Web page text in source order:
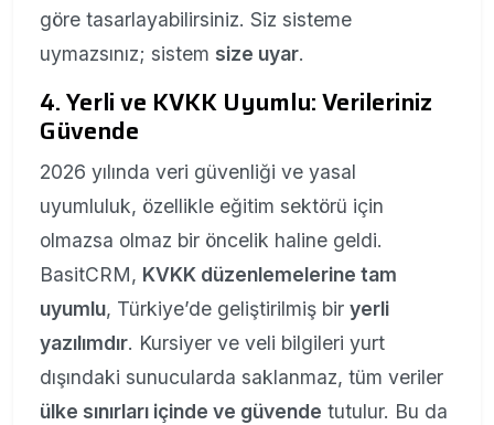
göre tasarlayabilirsiniz. Siz sisteme
uymazsınız; sistem size uyar.
4. Yerli ve KVKK Uyumlu: Verileriniz
Güvende
2026 yılında veri güvenliği ve yasal
uyumluluk, özellikle eğitim sektörü için
olmazsa olmaz bir öncelik haline geldi.
BasitCRM, KVKK düzenlemelerine tam
uyumlu, Türkiye’de geliştirilmiş bir yerli
yazılımdır. Kursiyer ve veli bilgileri yurt
dışındaki sunucularda saklanmaz, tüm veriler
ülke sınırları içinde ve güvende tutulur. Bu da